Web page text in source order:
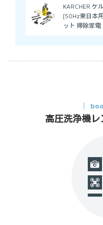
KARCHER ケ
[50Hz東日本
ット 掃除家
高圧洗浄機